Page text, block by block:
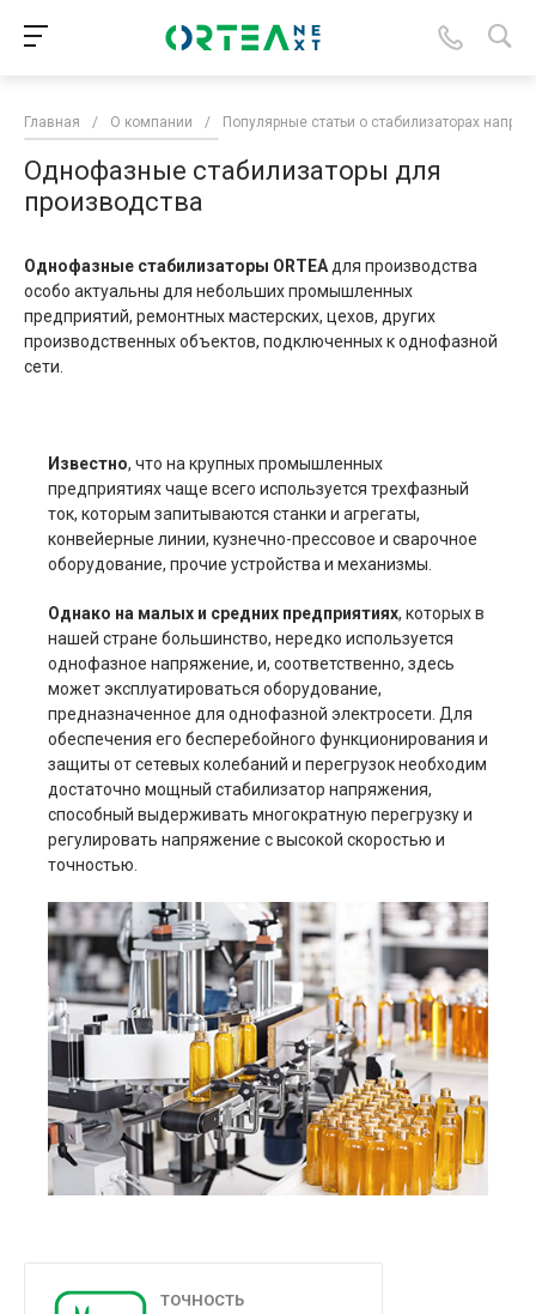
Главная / О компании / Популярные статьи о стабилизаторах
Однофазные стабилизаторы для
производства
Однофазные стабилизаторы ORTEAдля производства
особо актуальны для небольших промышленных
предприятий, ремонтных мастерских, цехов, других
производственных объектов, подключенных к однофазной
сети.
Известно, что на крупных промышленных
предприятиях чаще всего используется трехфазный
ток, которым запитываются станки и агрегаты,
конвейерные линии, кузнечно-прессовое и сварочное
оборудование, прочие устройства и механизмы.
Однако на малых и средних предприятиях, которых в
нашей стране большинство, нередко используется
однофазное напряжение, и, соответственно, здесь
может эксплуатироваться оборудование,
предназначенное для однофазной электросети. Для
обеспечения его бесперебойного функционирования и
защиты от сетевых колебаний и перегрузок необходим
достаточно мощный стабилизатор напряжения,
способный выдерживать многократную перегрузку и
регулировать напряжение с высокой скоростью и
точностью.
ТОЧНОСТЬ